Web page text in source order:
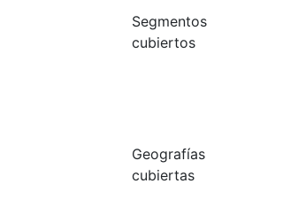
Segmentos
cubiertos
Geografías
cubiertas